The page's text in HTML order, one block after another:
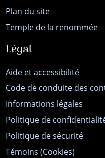
Plan du site
Temple de la renommée
Légal
Aide et accessibilité
Code de conduite des
Informations légales
Politique de
Politique de sécurité
Témoins (Cookies)